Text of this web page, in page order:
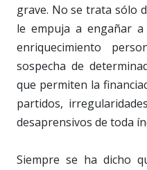
grave. No se trata sólo
le empuja a engañar
enriquecimiento
sospecha de
que permiten la
partidos,
desaprensivos de toda
Siempre se ha dicho